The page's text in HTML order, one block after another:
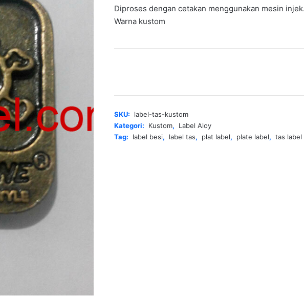
Diproses dengan cetakan menggunakan mesin injek.
Warna kustom
Kustom
SKU:
label-tas-kustom
Kategori:
Kustom,
Label Aloy
Tag:
label besi, label tas, plat label, plate label, tas label